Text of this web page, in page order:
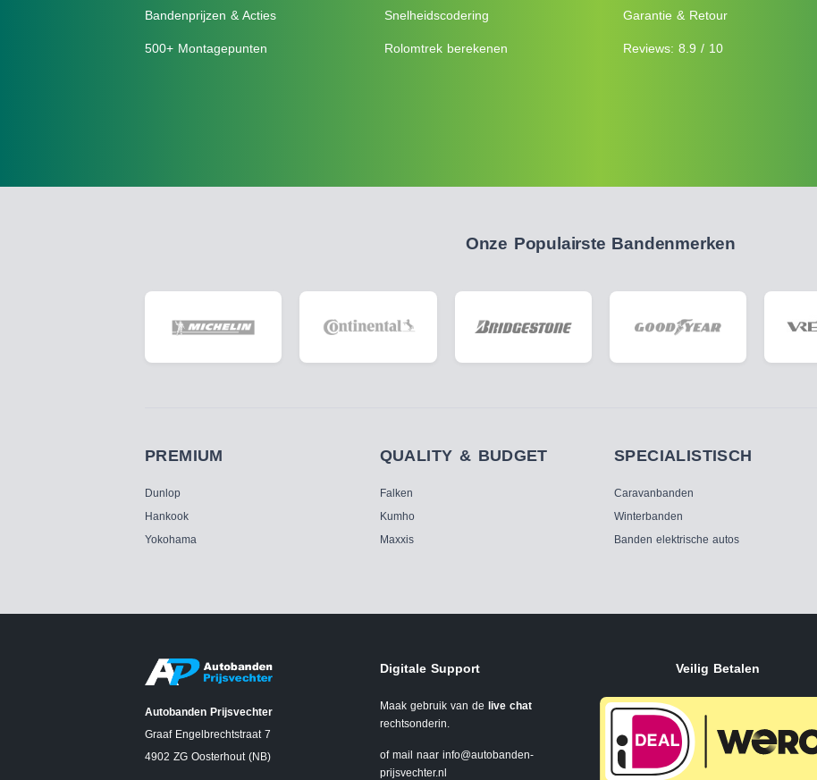
Bandenprijzen & Acties
500+ Montagepunten
Snelheidscodering
Rolomtrek berekenen
Garantie & Retour
Reviews: 8.9 / 10
Onze Populairste Bandenmerken
PREMIUM
Dunlop
Hankook
Yokohama
QUALITY & BUDGET
Falken
Kumho
Maxxis
SPECIALISTISCH
Caravanbanden
Winterbanden
Banden elektrische autos
Autobanden Prijsvechter
Graaf Engelbrechtstraat 7
4902 ZG Oosterhout (NB)
Digitale Support
Maak gebruik van de live chat
rechtsonderin.
of mail naar info@autobanden-
prijsvechter.nl
Veilig Betalen